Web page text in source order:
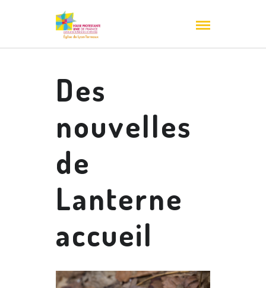
Des
nouvelles
de
Lanterne
accueil